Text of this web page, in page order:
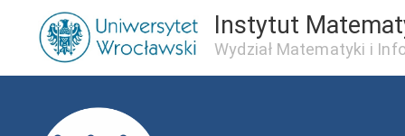
Instytut
Wydział Matematyki i